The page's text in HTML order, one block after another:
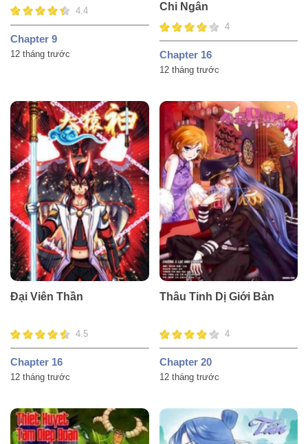
4.4
Chapter 9
12 tháng trước
Chi Ngân
4
Chapter 16
12 tháng trước
Đại Viên Thần
4.5
Chapter 16
12 tháng trước
Thâu Tinh Dị Giới Bản
4
Chapter 20
12 tháng trước